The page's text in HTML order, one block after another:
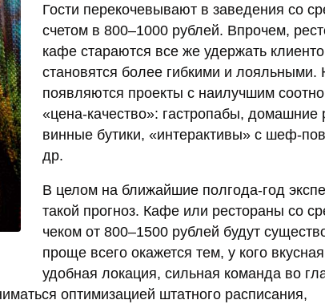
Гости перекочевывают в заведения со
счетом в 800–1000 рублей. Впрочем,
кафе стараются все же удержать
становятся более гибкими и лояльными.
появляются проекты с наилучшим
«цена-качество»: гастропабы, домашние
винные бутики, «интерактивы» с шеф-
др.
В целом на ближайшие полгода-год
такой прогноз. Кафе или рестораны со
чеком от 800–1500 рублей будут
проще всего окажется тем, у кого
удобная локация, сильная команда во
оптимизацией штатного расписания,